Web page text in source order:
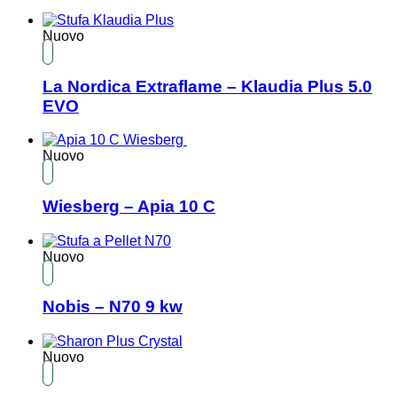
Nuovo
La Nordica Extraflame – Klaudia Plus 5.0
EVO
Nuovo
Wiesberg – Apia 10 C
Nuovo
Nobis – N70 9 kw
Nuovo